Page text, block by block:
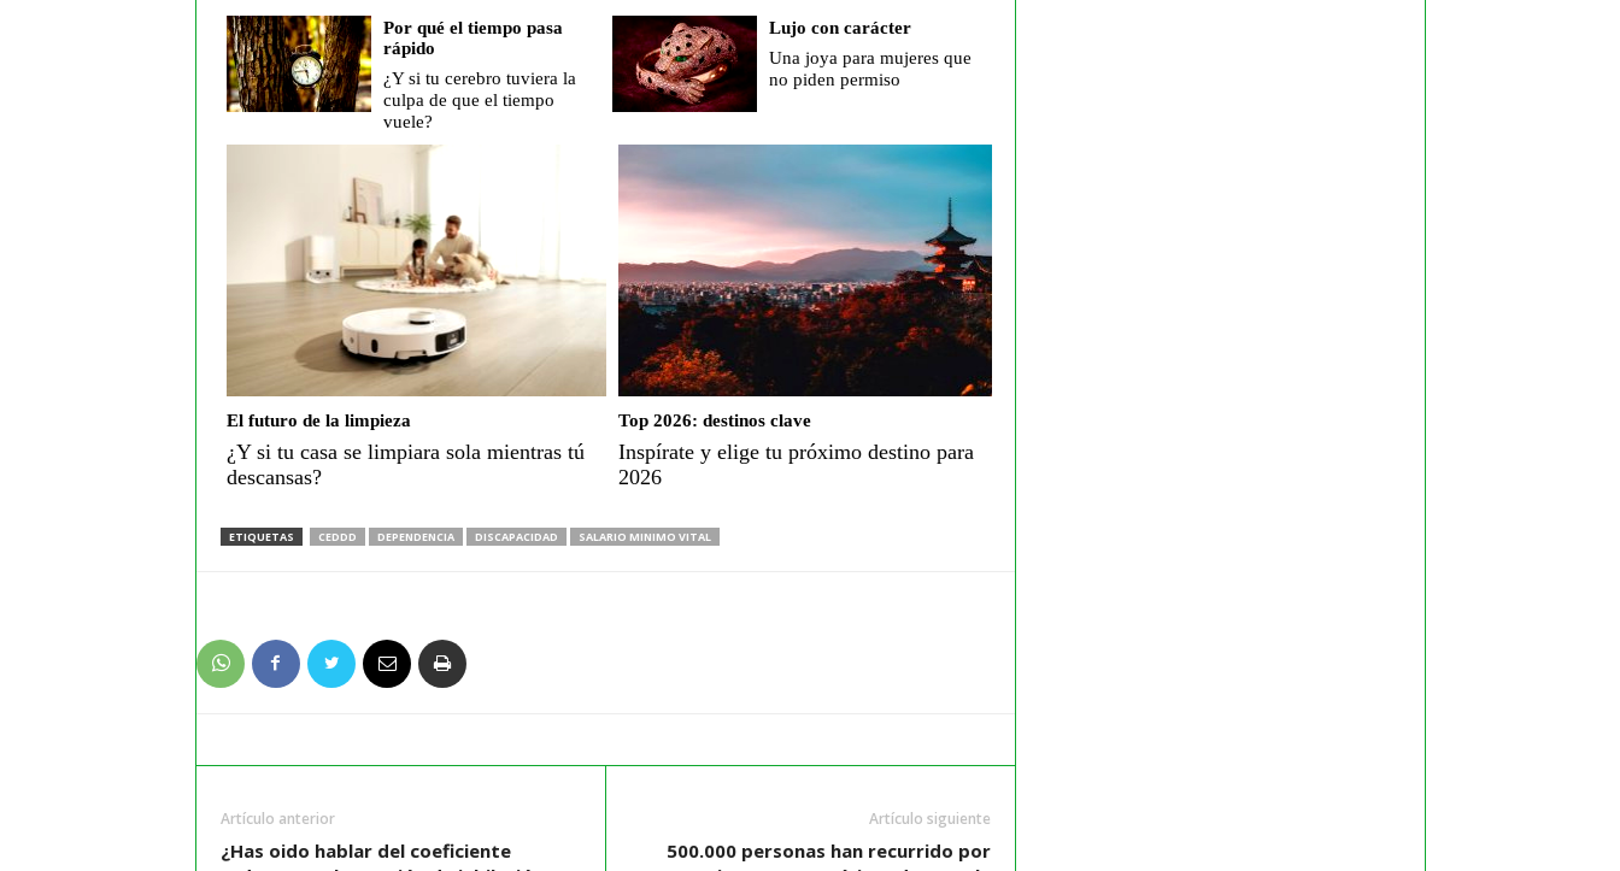
Por qué el tiempo pasa
rápido
¿Y si tu cerebro tuviera la
culpa de que el tiempo
vuele?
Lujo con carácter
Una joya para mujeres que
no piden permiso
El futuro de la limpieza
¿Y si tu casa se limpiara sola mientras tú
descansas?
Top 2026: destinos clave
Inspírate y elige tu próximo destino para
2026
ETIQUETAS CEDDD DEPENDENCIA DISCAPACIDAD SALARIO MINIMO VITAL
Artículo anterior
¿Has oido hablar del coeficiente
Artículo siguiente
500.000 personas han recurrido por